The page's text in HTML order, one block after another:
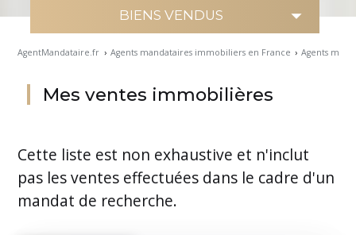
AgentMandataire.fr › Agents mandataires immobiliers en France › Agents
Mes ventes immobilières
Cette liste est non exhaustive et n'inclut
pas les ventes effectuées dans le cadre d'un
mandat de recherche.